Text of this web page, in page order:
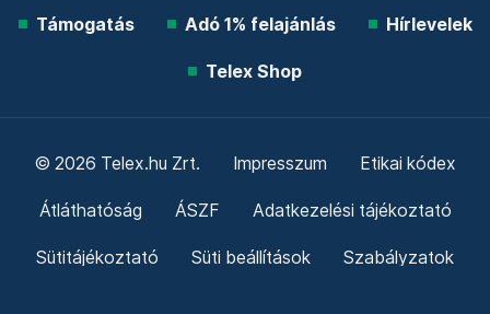
Támogatás Adó 1% felajánlás Hírlevelek
Telex Shop
© 2026 Telex.hu Zrt. Impresszum Etikai kódex
Átláthatóság ÁSZF Adatkezelési tájékoztató
Sütitájékoztató Süti beállítások Szabályzatok